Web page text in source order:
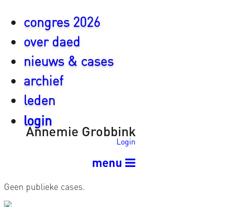
congres 2026
over daed
nieuws & cases
archief
leden
login
Login
menu
Annemie Grobbink
Geen publieke cases.